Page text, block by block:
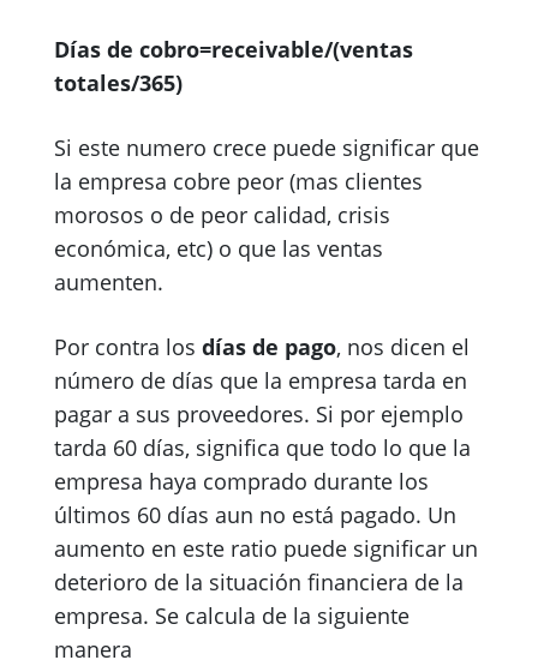
Días de cobro=receivable/(ventas
totales/365)
Si este numero crece puede significar que
la empresa cobre peor (mas clientes
morosos o de peor calidad, crisis
económica, etc) o que las ventas
aumenten.
Por contra los días de pago, nos dicen el
número de días que la empresa tarda en
pagar a sus proveedores. Si por ejemplo
tarda 60 días, significa que todo lo que la
empresa haya comprado durante los
últimos 60 días aun no está pagado. Un
aumento en este ratio puede significar un
deterioro de la situación financiera de la
empresa. Se calcula de la siguiente
manera